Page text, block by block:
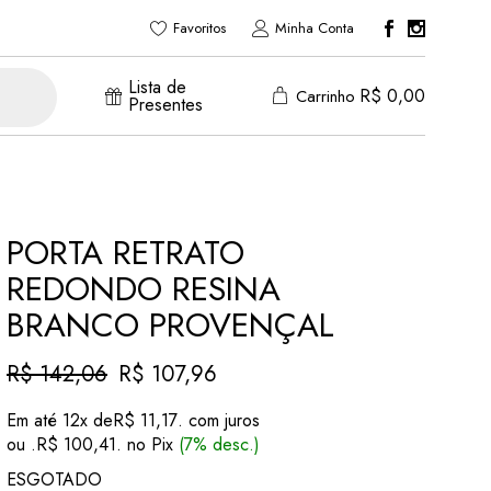
Favoritos Minha Conta
Lista de
Presentes Carrinho R$ 0,00
PORTA RETRATO
REDONDO RESINA
BRANCO PROVENÇAL
R$142,06
O
preço
original
era:
R$ 142,06.
R$ 107,96
O
preço
atual
é:
R$ 107,96.
Em até 12x deR$ 11,17. com juros
ou .R$ 100,41. no Pix (7% desc.)
ESGOTADO